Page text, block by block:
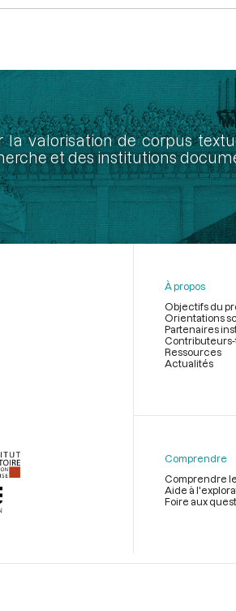
la valorisation de corpus
et des institutions
page
À propos
Objectifs du
Orientations
Partenaires
Ressources
Actualités
Comprendre
Comprendre
Aide à
Foire aux